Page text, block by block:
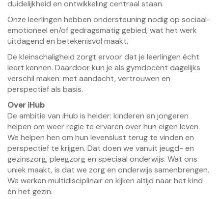
duidelijkheid en ontwikkeling centraal staan.
Onze leerlingen hebben ondersteuning nodig op sociaal-
emotioneel en/of gedragsmatig gebied, wat het werk
uitdagend en betekenisvol maakt.
De kleinschaligheid zorgt ervoor dat je leerlingen écht
leert kennen. Daardoor kun je als gymdocent dagelijks
verschil maken: met aandacht, vertrouwen en
perspectief als basis.
Over iHub
De ambitie van iHub is helder: kinderen en jongeren
helpen om weer regie te ervaren over hun eigen leven.
We helpen hen om hun levenslust terug te vinden en
perspectief te krijgen. Dat doen we vanuit jeugd- en
gezinszorg, pleegzorg en speciaal onderwijs. Wat ons
uniek maakt, is dat we zorg en onderwijs samenbrengen.
We werken multidisciplinair en kijken altijd naar het kind
én het gezin.